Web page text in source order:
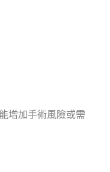
增加手術風險或需